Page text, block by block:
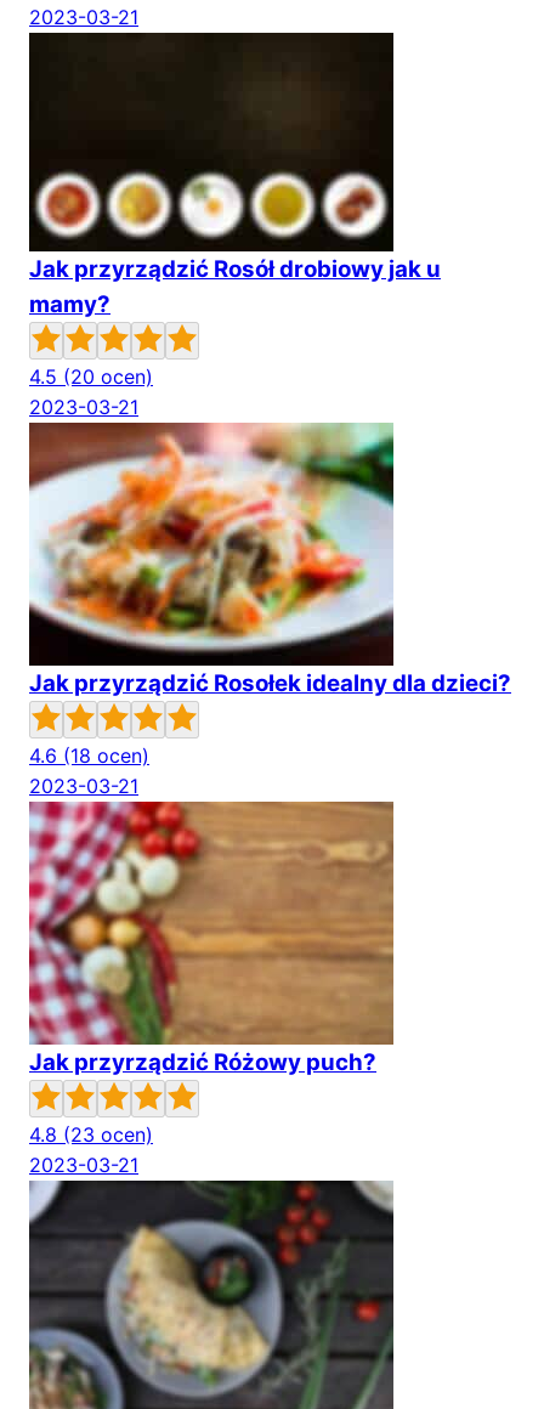
2023-03-21
Jak przyrządzić Rosół drobiowy jak u
mamy?
4.5 (20 ocen)
2023-03-21
Jak przyrządzić Rosołek idealny dla dzieci?
4.6 (18 ocen)
2023-03-21
Jak przyrządzić Różowy puch?
4.8 (23 ocen)
2023-03-21